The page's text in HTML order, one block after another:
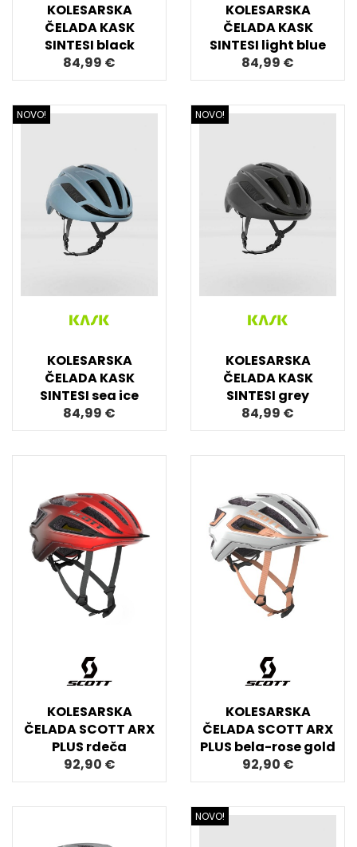
KOLESARSKA
ČELADA KASK
SINTESI black
84,99 €
KOLESARSKA
ČELADA KASK
SINTESI light blue
84,99 €
NOVO!
KOLESARSKA
ČELADA KASK
SINTESI sea ice
84,99 €
NOVO!
KOLESARSKA
ČELADA KASK
SINTESI grey
84,99 €
KOLESARSKA
ČELADA SCOTT ARX
PLUS rdeča
92,90 €
KOLESARSKA
ČELADA SCOTT ARX
PLUS bela-rose gold
92,90 €
NOVO!